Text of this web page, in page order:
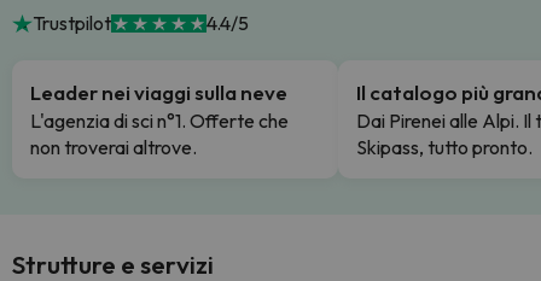
Trustpilot 4.4/5
Leader nei viaggi sulla neve
L'agenzia di sci n°1. Offerte che
non troverai altrove.
Il catalogo più
Dai Pirenei alle Alpi. Il
Skipass, tutto pronto.
Strutture e servizi